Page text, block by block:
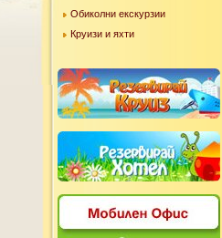
Обиколни екскурзии
Круизи и яхти